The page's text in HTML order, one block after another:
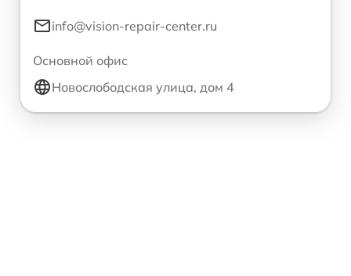
info@vision-repair-center.ru
Основной офис
Новослободская улица, дом 4